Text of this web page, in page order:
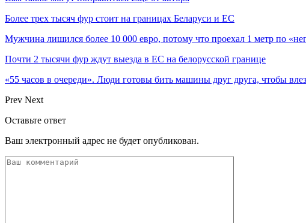
Более трех тысяч фур стоит на границах Беларуси и ЕС
Мужчина лишился более 10 000 евро, потому что проехал 1 метр по
Почти 2 тысячи фур ждут выезда в ЕС на белорусской границе
«55 часов в очереди». Люди готовы бить машины друг друга, чтобы
Prev Next
Оставьте ответ
Ваш электронный адрес не будет опубликован.